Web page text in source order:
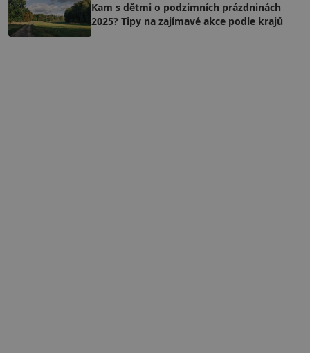
Kam s dětmi o podzimních prázdninách
2025? Tipy na zajímavé akce podle krajů